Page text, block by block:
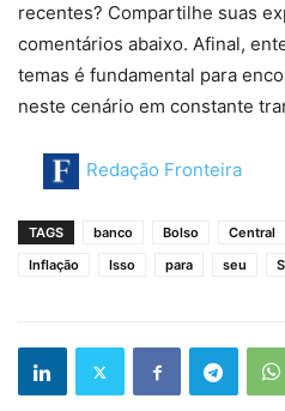
recentes? Compartilhe suas
comentários abaixo. Afinal,
temas é fundamental para
neste cenário em constante
Redação Fronteira
TAGS banco Bolso Central
Inflação
Isso para seu